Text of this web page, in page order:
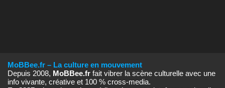
MoBBee.fr – La culture en mouvement
Depuis 2008, MoBBee.fr fait vibrer la scène culturelle avec une
info vivante, créative et 100 % cross‑media.